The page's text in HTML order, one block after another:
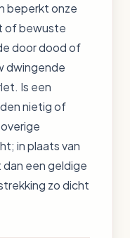
beperkt onze
of bewuste
door dood of
dwingende
Is een
nietig of
in plaats van
een geldige
zo dicht